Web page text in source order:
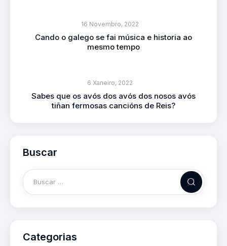
16 Novembro, 2022
Cando o galego se fai música e historia ao
mesmo tempo
6 Xaneiro, 2022
Sabes que os avós dos avós dos nosos avós
tiñan fermosas cancións de Reis?
Buscar
Categorias